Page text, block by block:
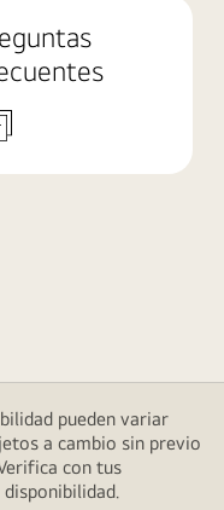
pueden variar
a cambio sin previo
con tus